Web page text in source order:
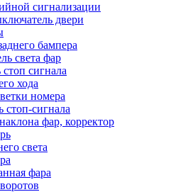
сигнализации
двери
бампера
света фар
сигнала
хода
номера
сигнала
фар, корректор
света
фара